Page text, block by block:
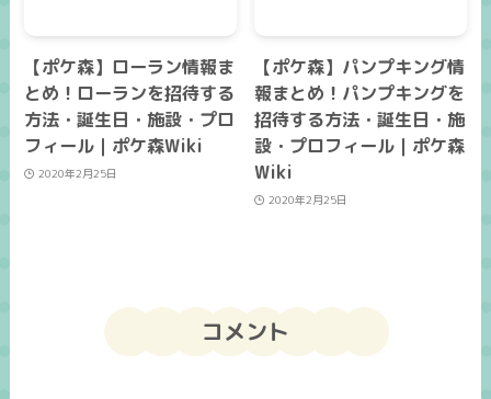
【ポケ森】ローラン情報ま
とめ！ローランを招待する
方法・誕生日・施設・プロ
フィール｜ポケ森Wiki
2020年2月25日
【ポケ森】パンプキング情
報まとめ！パンプキングを
招待する方法・誕生日・施
設・プロフィール｜ポケ森
Wiki
2020年2月25日
コメント